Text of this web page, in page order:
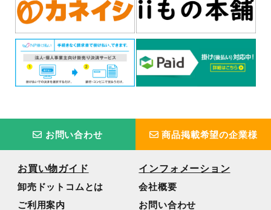
お問い合わせ 商品掲載希望の企業様
お買い物ガイド
卸売ドットコムとは
ご利用案内
インフォメーション
会社概要
お問い合わせ